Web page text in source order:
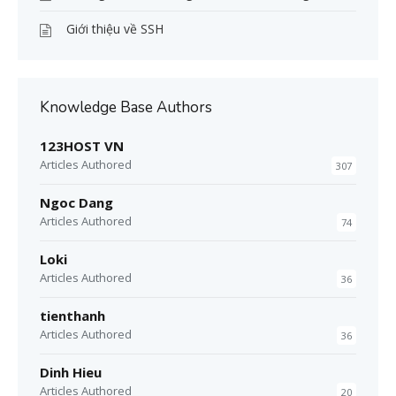
Giới thiệu về SSH
Knowledge Base Authors
123HOST VN
Articles Authored 307
Ngoc Dang
Articles Authored 74
Loki
Articles Authored 36
tienthanh
Articles Authored 36
Dinh Hieu
Articles Authored 20